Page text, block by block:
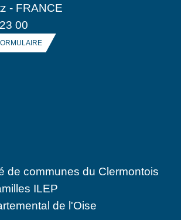
- FRANCE
00
de communes du Clermontois
ILEP
de l'Oise